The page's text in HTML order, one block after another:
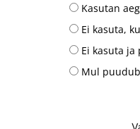
Kasutan
Ei kasuta,
Ei kasuta
Mul